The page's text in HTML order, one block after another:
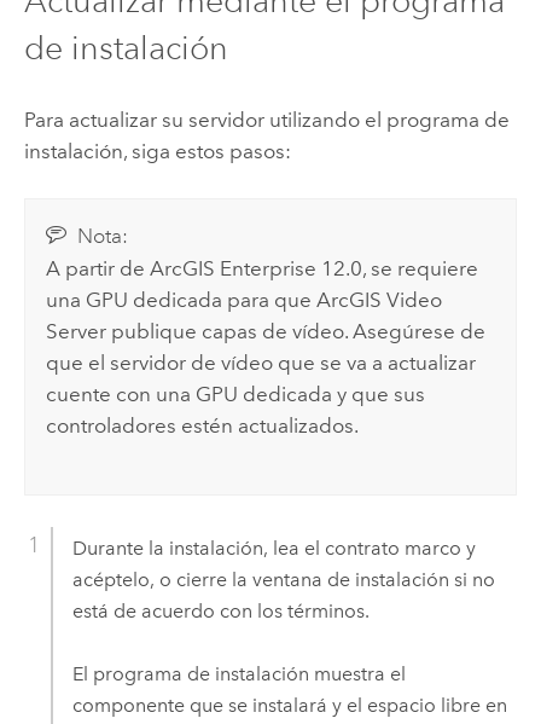
de instalación
Para actualizar su servidor utilizando el programa de
instalación, siga estos pasos:
Nota:
A partir deArcGIS Enterprise 12.0, se requiere
una GPU dedicada para queArcGIS Video
Server publique capas de vídeo. Asegúrese de
que el servidor de vídeo que se va a actualizar
cuente con una GPU dedicada y que sus
controladores estén actualizados.
Durante la instalación, lea el contrato marco y
acéptelo, o cierre la ventana de instalación si no
está de acuerdo con los términos.
El programa de instalación muestra el
componente que se instalará y el espacio libre en